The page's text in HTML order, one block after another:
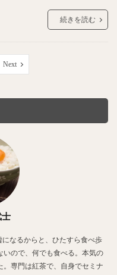
続きを読む
Next
士
なるからと、ひたすら食べ歩
いので、何でも食べる。本気の
専門は紅茶で、自身でセミナ